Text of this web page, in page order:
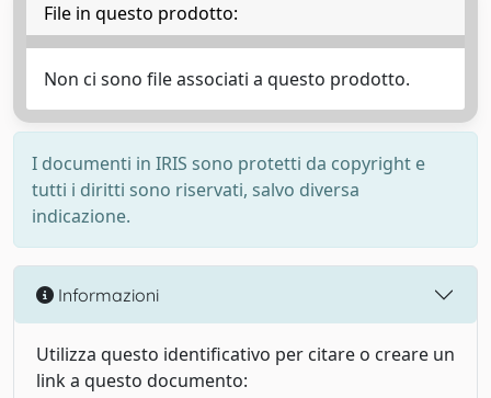
File in questo prodotto:
Non ci sono file associati a questo prodotto.
I documenti in IRIS sono protetti da copyright e
tutti i diritti sono riservati, salvo diversa
indicazione.
Informazioni
Utilizza questo identificativo per citare o creare un
link a questo documento: